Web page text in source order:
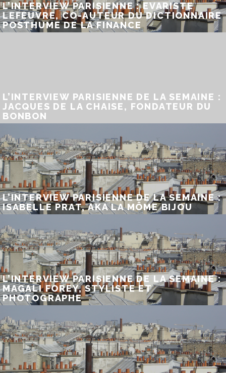
L’INTERVIEW PARISIENNE : EVARISTE
LEFEUVRE, CO-AUTEUR DU DICTIONNAIRE
POSTHUME DE LA FINANCE
L’INTERVIEW PARISIENNE DE LA SEMAINE :
JACQUES DE LA CHAISE, FONDATEUR DU
BONBON
L’INTERVIEW PARISIENNE DE LA SEMAINE :
ISABELLE PRAT, AKA LA MÔME BIJOU
L’INTERVIEW PARISIENNE DE LA SEMAINE :
MAGALI FOREY, STYLISTE ET
PHOTOGRAPHE